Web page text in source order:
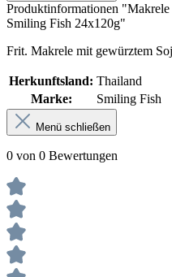
Produktinformationen
Smiling Fish 24x120g"
Frit. Makrele mit gewürztem
Herkunftsland: Thailand
Marke:
Smiling Fish
Menü schließen
0 von 0 Bewertungen